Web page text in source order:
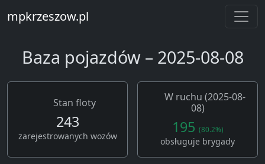
mpkrzeszow.pl
Baza pojazdów – 2025-08-08
Stan floty
243
zarejestrowanych wozów
W ruchu (2025-08-
08)
195 (80.2%)
obsługuje brygady